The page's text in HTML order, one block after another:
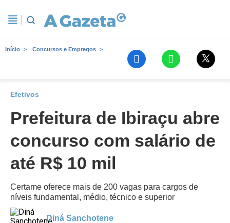
Início Concursos e Empregos
Efetivos
Prefeitura de Ibiraçu abre
concurso com salário de
até R$ 10 mil
Certame oferece mais de 200 vagas para cargos de
níveis fundamental, médio, técnico e superior
Diná Sanchotene